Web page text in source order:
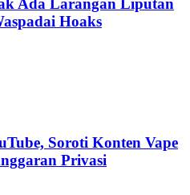
Hoaks
Soroti Konten Vape
Privasi